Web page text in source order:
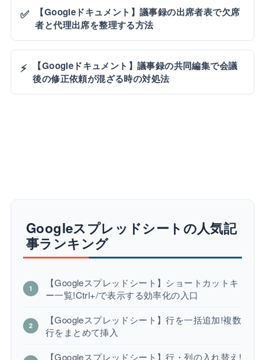
✅
【Googleドキュメント】議事録の出席者表で欠席
者と代理出席を整理する方法
⚡
【Googleドキュメント】議事録の共同編集で会議
後の修正依頼が混ざる時の対処法
Googleスプレッドシートの人気記
事ランキング
【Googleスプレッドシート】ショートカットキ
ー一覧!Ctrl+/で表示する効率化の入口
【Googleスプレッドシート】行を一括追加!複数
行をまとめて挿入
【Googleスプレッドシート】行・列の入れ替え!